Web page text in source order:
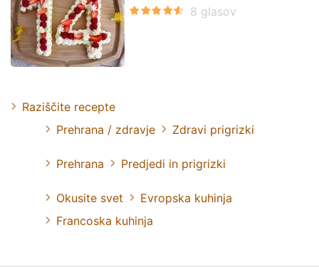
Raziščite recepte
Prehrana / zdravje
Zdravi prigrizki
Prehrana Predjedi in prigrizki
Okusite svet
Evropska kuhinja
Francoska kuhinja